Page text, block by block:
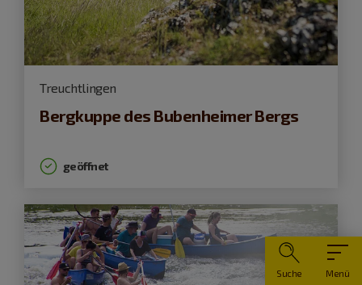
Menü
Suche
Treuchtlingen
Bergkuppe des Bubenheimer Bergs
geöffnet